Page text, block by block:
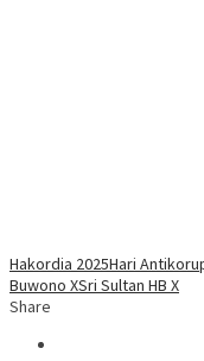
Hakordia 2025Hari
Buwono XSri Sultan HB X
Share